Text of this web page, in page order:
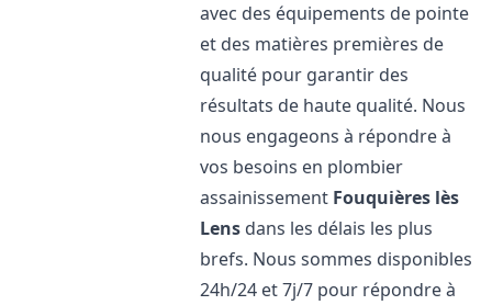
avec des équipements de pointe
et des matières premières de
qualité pour garantir des
résultats de haute qualité. Nous
nous engageons à répondre à
vos besoins en plombier
assainissement Fouquières lès
Lens dans les délais les plus
brefs. Nous sommes disponibles
24h/24 et 7j/7 pour répondre à